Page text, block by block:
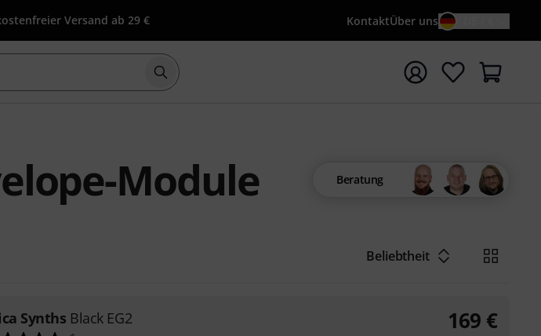
Versand ab 29 € KontaktÜber uns
Suche mit Suchwort {searchTerm} starten
Module Beratung
Beliebtheit
Synths Black EG2 169 €